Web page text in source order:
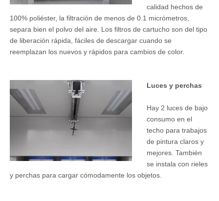
calidad hechos de
100% poliéster, la filtración de menos de 0.1 micrómetros,
separa bien el polvo del aire. Los filtros de cartucho son del tipo
de liberación rápida, fáciles de descargar cuando se
reemplazan los nuevos y rápidos para cambios de color.
Luces y perchas
Hay 2 luces de bajo
consumo en el
techo para trabajos
de pintura claros y
mejores. También
se instala con rieles
y perchas para cargar cómodamente los objetos.